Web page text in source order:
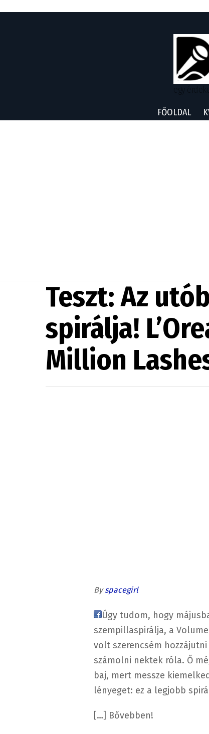
FŐOLDAL
Teszt: Az
spirálja!
Million
Byspacegirl
Úgy tudom, hogy
szempillaspirálja, a
volt szerencsém
számolni nektek róla. Ő
baj, mert messze
lényeget: ez a legjobb
[…] Bővebben!